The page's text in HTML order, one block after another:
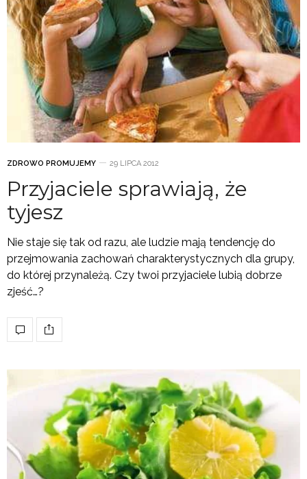
ZDROWO PROMUJEMY 29 LIPCA 2012
Przyjaciele sprawiają, że
tyjesz
Nie staje się tak od razu, ale ludzie mają tendencję do
przejmowania zachowań charakterystycznych dla grupy,
do której przynależą. Czy twoi przyjaciele lubią dobrze
zjeść…?